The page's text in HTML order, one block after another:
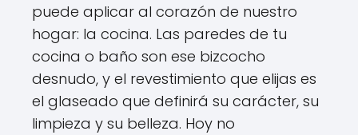
puede aplicar al corazón de nuestro
hogar: la cocina. Las paredes de tu
cocina o baño son ese bizcocho
desnudo, y el revestimiento que elijas es
el glaseado que definirá su carácter, su
limpieza y su belleza. Hoy no